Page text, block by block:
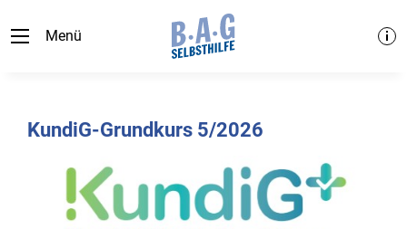
Menü
KundiG-Grundkurs 5/2026